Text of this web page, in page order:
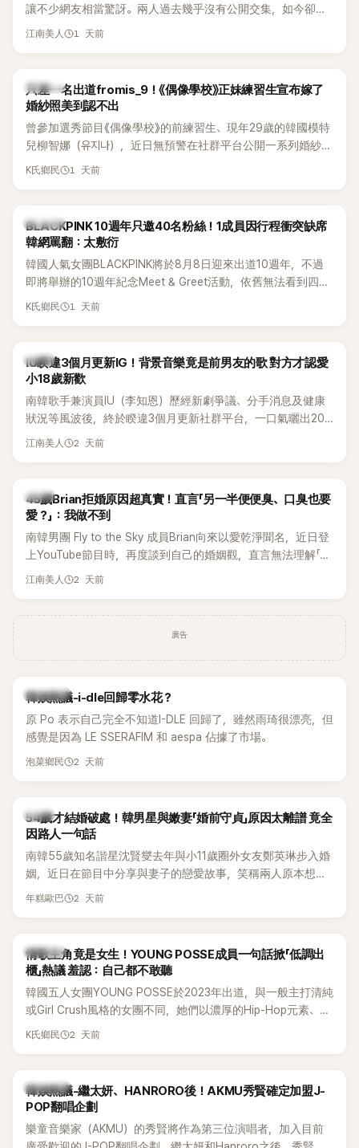
讓不少網友相當驚訝。兩人過去幾乎沒有公開交集，如今卻一
起踏上瑞士之旅，也讓粉絲紛紛好奇：「他們到底是怎麼認識
江南美人 1 天前
K-POP
只差一名出道fromis_9！《偶像學校》正妹練習生宣布嫁了
婚紗照美到認不出
曾參加選秀節目《偶像學校》的前練習生、現年29歲的韓國模特
兒柳智娜（유지나），近日無預警在社群平台公開一系列婚紗
照，親自宣布即將步入婚姻，消息曝光後讓不少曾追看節目的
K氏鄉民 1 天前
K-POP
BLACKPINK 10週年只邀40名粉絲！1成員因行程衝突缺席
韓網罵翻：太敷衍
韓國人氣女團BLACKPINK將於8月8日迎來出道10週年，不過
即將舉辦的10週年紀念Meet & Greet活動，依舊無法看到四人
合體。根據韓媒《MyDaily》7日報導，當天將由Jisoo（智秀）、
K氏鄉民 1 天前
韓星
IU睽違3個月更新IG！背景音樂竟是前男友的歌 對方才認愛
小18歲新歡
南韓歌手兼演員IU（李知恩）歷經新劇爭議、分手消息及健康
狀況等風波後，終於睽違3個月更新社群平台，一口氣曬出20
張近況照，讓大批粉絲又驚又喜。不過，比起照片本身，更引
江南美人 2 天前
韓星
45歲Brian拒婚原因超真實！直言「另一半便便臭、口臭也要
愛？」：我做不到
南韓男團 Fly to the Sky 成員Brian向來以愛乾淨聞名，近日登
上YouTube節目時，再度談到自己的婚姻觀，直言無法理解「連
另一半的口臭、便便臭都要愛」這種說法，更大方表明自己是不
江南美人 2 天前
廣告
熱議討論
韓娛熱議-i-dle回歸零水花？
原 Po 表示自己完全不知道I-DLE 回歸了，雖然雨琦很漂亮，但
感覺是因為 LE SSERAFIM 和 aespa 佔據了市場。
泡菜鄉民 2 天前
韓星
54歲才結婚破處！韓男星與嫩妻「婚前守貞」原因太離譜 竟全
因路人一句話
南韓55歲知名諧星沈賢燮去年與小11歲圈外女友鄭英琳步入婚
姻，近日在節目中分享與妻子的戀愛故事，笑稱兩人原本想享
受兩人世界，沒想到站在飯店門口時竟被路人認出，還一路替
年糕歐巴 2 天前
K-POP
情歌主角竟是女生！YOUNG POSSE成員一句話掀「低調出
櫃」熱議 羞認：自己都不敢聽
韓國五人女團YOUNG POSSE於2023年出道，與一般主打清純
或Girl Crush風格的女團不同，她們以濃厚的Hip-Hop元素、自
創Rap及成員親自參與創作為特色，MV也融入美式街頭、塗
為第五代女團中極具辨識度的新生代代表之一。
K氏鄉民 2 天前
熱議討論
韓娛熱議-繼太妍、HANRORO後！AKMU秀賢確定加盟J-
POP翻唱企劃
樂童音樂家（AKMU）的秀賢將作為第三位演唱者，加入目前